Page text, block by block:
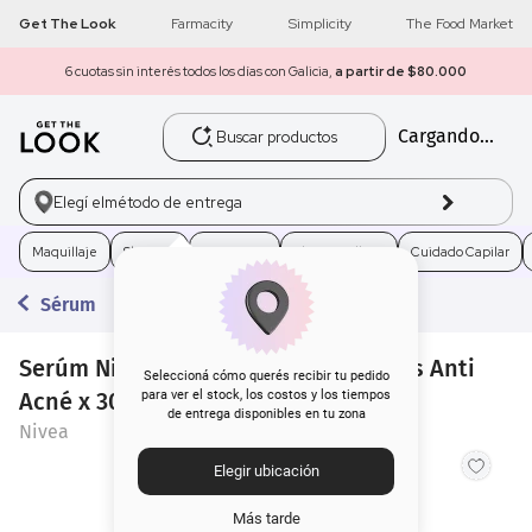
Get The Look Farmacity Simplicity The Food Market
6 cuotas sin interés todos los días con Galicia, a partir de $80.000
Buscar productos
Cargando...
Elegí elmétodo de entrega
Seleccioná cómo querés recibir tu pedido
para ver el stock, los costos y los tiempos
de entrega disponibles en tu zona
Elegir ubicación
Más tarde
Maquillaje Skincare Electro Belleza Cuidado Capilar
Sérum
Serúm Nivea Luminous Anti Manchas Anti
Acné x 30 ml
Nivea
1 get the look
2 máscara pestañas
brochas
4. loreal
5. corrector
6 .